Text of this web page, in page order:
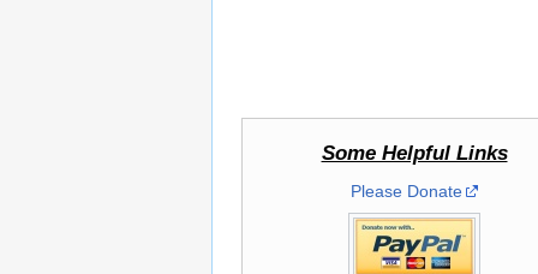
Some Helpful Links
Please Donate